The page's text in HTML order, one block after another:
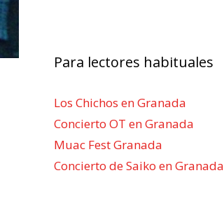
Para lectores habituales
Los Chichos en Granada
Concierto OT en Granada
Muac Fest Granada
Concierto de Saiko en Granada